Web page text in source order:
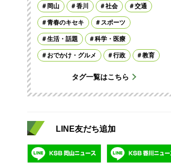
岡山 香川 社会 交通
青春のキセキ スポーツ
生活・話題 科学・医療
おでかけ・グルメ 行政 教育
タグ一覧はこちら
LINE友だち追加